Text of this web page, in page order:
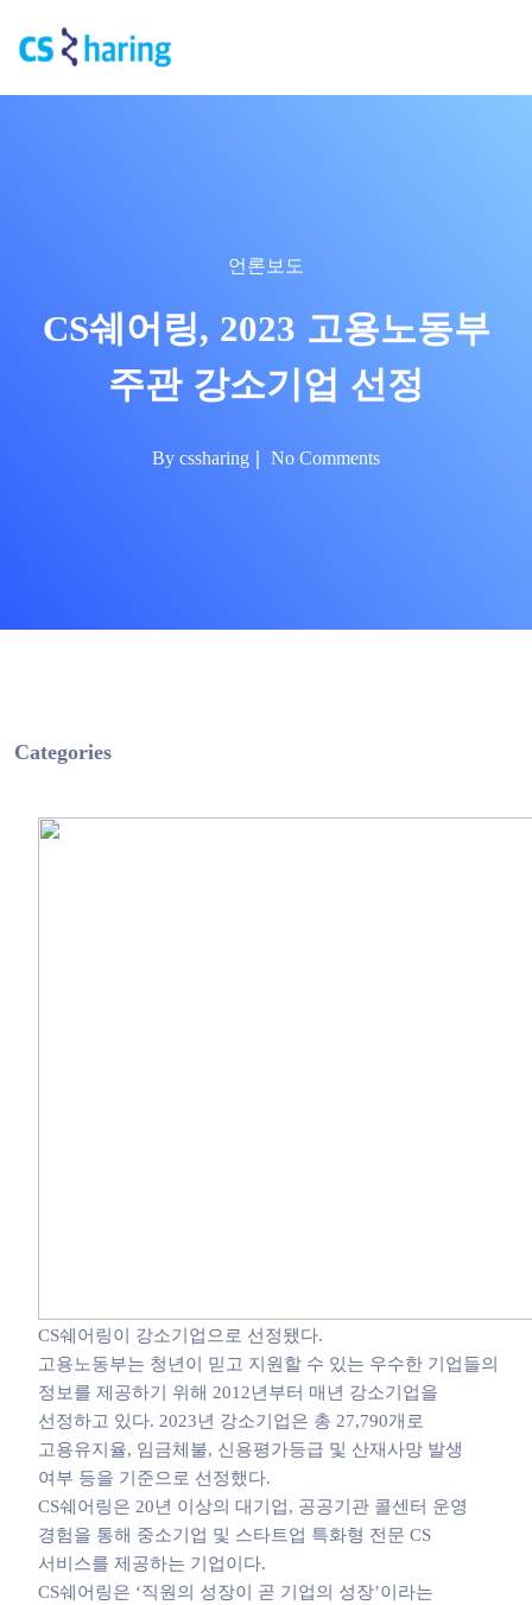
언론보도
CS쉐어링, 2023 고용노동부
주관 강소기업 선정
Bycssharing No Comments
Categories
CS쉐어링이 강소기업으로 선정됐다.
고용노동부는 청년이 믿고 지원할 수 있는 우수한 기업들의
정보를 제공하기 위해 2012년부터 매년 강소기업을
선정하고 있다. 2023년 강소기업은 총 27,790개로
고용유지율, 임금체불, 신용평가등급 및 산재사망 발생
여부 등을 기준으로 선정했다.
CS쉐어링은 20년 이상의 대기업, 공공기관 콜센터 운영
경험을 통해 중소기업 및 스타트업 특화형 전문 CS
서비스를 제공하는 기업이다.
CS쉐어링은 ‘직원의 성장이 곧 기업의 성장’이라는